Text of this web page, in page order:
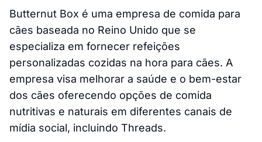
Butternut Box é uma empresa de comida para
cães baseada no Reino Unido que se
especializa em fornecer refeições
personalizadas cozidas na hora para cães. A
empresa visa melhorar a saúde e o bem-estar
dos cães oferecendo opções de comida
nutritivas e naturais em diferentes canais de
mídia social, incluindo Threads.